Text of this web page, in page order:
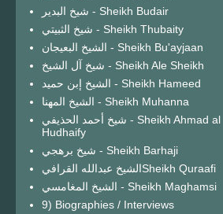
شيخ البدير - Sheikh Budair
شيخ الثبيتي - Sheikh Thubaity
الشيخ البعيجان - Sheikh Bu'ayjaan
شيخ آل الشيخ - Sheikh Ale Sheikh
الشيخ إبن حميد - Sheikh Hameed
الشيخ المهنا - Sheikh Muhanna
شيخ أحمد الحذيفي - Sheikh Ahmad al
Hudhaify
شيخ برهجي - Sheikh Barhaji
الشيخ عبدالله القرافيSheikh Quraafi
الشيخ المغامسي - Sheikh Maghamsi
9) Biographies / Interviews